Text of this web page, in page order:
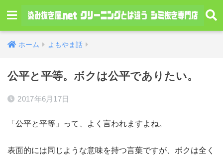
ホーム よもやま話
公平と平等。ボクは公平でありたい。
2017年6月17日
「公平と平等」って、よく言われますよね。
表面的には同じような意味を持つ言葉ですが、ボクは全く